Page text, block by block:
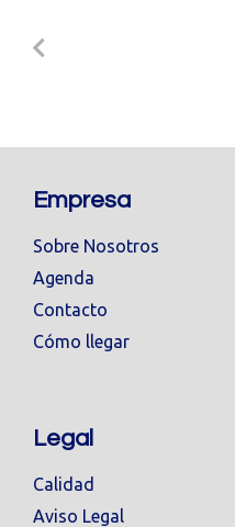
Empresa
Sobre Nosotros
Agenda
Contacto
Cómo llegar
Legal
Calidad
Aviso Legal